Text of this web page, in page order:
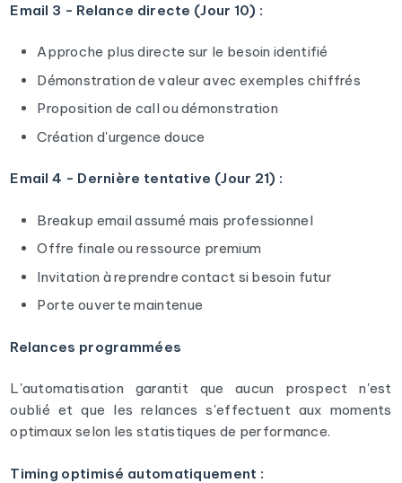
Email 3 - Relance directe (Jour 10) :
Approche plus directe sur le besoin identifié
Démonstration de valeur avec exemples chiffrés
Proposition de call ou démonstration
Création d'urgence douce
Email 4 - Dernière tentative (Jour 21) :
Breakup email assumé mais professionnel
Offre finale ou ressource premium
Invitation à reprendre contact si besoin futur
Porte ouverte maintenue
Relances programmées
L'automatisation garantit que aucun prospect n'est
oublié et que les relances s'effectuent aux moments
optimaux selon les statistiques de performance.
Timing optimisé automatiquement :